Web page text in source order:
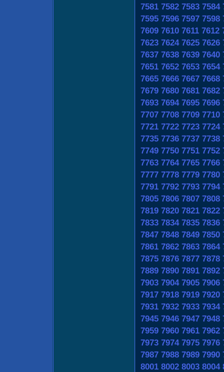
7581 7582 7583 7584
7595 7596 7597 7598
7609 7610 7611 7612
7623 7624 7625 7626
7637 7638 7639 7640
7651 7652 7653 7654
7665 7666 7667 7668
7679 7680 7681 7682
7693 7694 7695 7696
7707 7708 7709 7710
7721 7722 7723 7724
7735 7736 7737 7738
7749 7750 7751 7752
7763 7764 7765 7766
7777 7778 7779 7780
7791 7792 7793 7794
7805 7806 7807 7808
7819 7820 7821 7822
7833 7834 7835 7836
7847 7848 7849 7850
7861 7862 7863 7864
7875 7876 7877 7878
7889 7890 7891 7892
7903 7904 7905 7906
7917 7918 7919 7920
7931 7932 7933 7934
7945 7946 7947 7948
7959 7960 7961 7962
7973 7974 7975 7976
7987 7988 7989 7990
8001 8002 8003 8004